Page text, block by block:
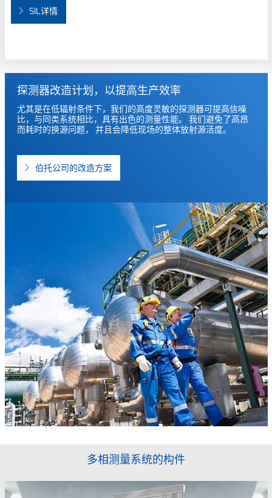
SIL详情
探测器改造计划，以提高生产效率
尤其是在低辐射条件下，我们的高度灵敏的探测器可提高信噪
比，与同类系统相比，具有出色的测量性能。 我们避免了高昂
而耗时的换源问题， 并且会降低现场的整体放射源活度。
伯托公司的改造方案
多相测量系统的构件